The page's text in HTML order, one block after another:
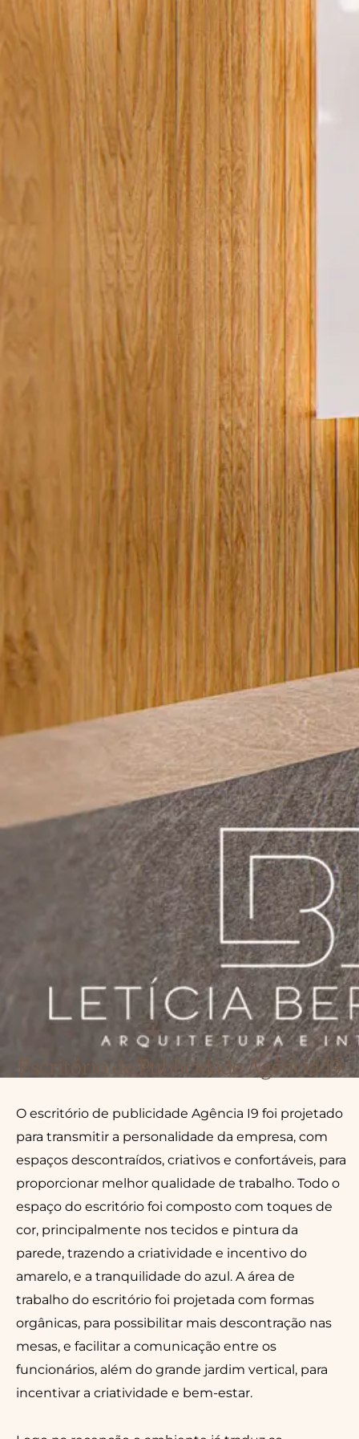
Escritório de Publicidade Agência I9
O escritório de publicidade Agência I9 foi projetado
para transmitir a personalidade da empresa, com
espaços descontraídos, criativos e confortáveis, para
proporcionar melhor qualidade de trabalho. Todo o
espaço do escritório foi composto com toques de
cor, principalmente nos tecidos e pintura da
parede, trazendo a criatividade e incentivo do
amarelo, e a tranquilidade do azul. A área de
trabalho do escritório foi projetada com formas
orgânicas, para possibilitar mais descontração nas
mesas, e facilitar a comunicação entre os
funcionários, além do grande jardim vertical, para
incentivar a criatividade e bem-estar.